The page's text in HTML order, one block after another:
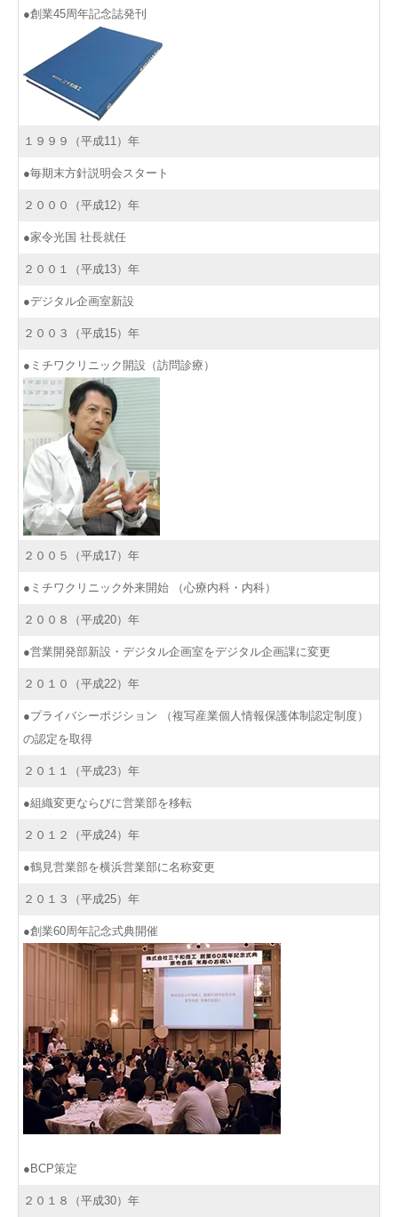
●創業45周年記念誌発刊
１９９９（平成11）年
●毎期末方針説明会スタート
２０００（平成12）年
●家令光国 社長就任
２００１（平成13）年
●デジタル企画室新設
２００３（平成15）年
●ミチワクリニック開設（訪問診療）
２００５（平成17）年
●ミチワクリニック外来開始 （心療内科・内科）
２００８（平成20）年
●営業開発部新設・デジタル企画室をデジタル企画課に変更
２０１０（平成22）年
●プライバシーポジション （複写産業個人情報保護体制認定制度）
の認定を取得
２０１１（平成23）年
●組織変更ならびに営業部を移転
２０１２（平成24）年
●鶴見営業部を横浜営業部に名称変更
２０１３（平成25）年
●創業60周年記念式典開催
●BCP策定
２０１８（平成30）年